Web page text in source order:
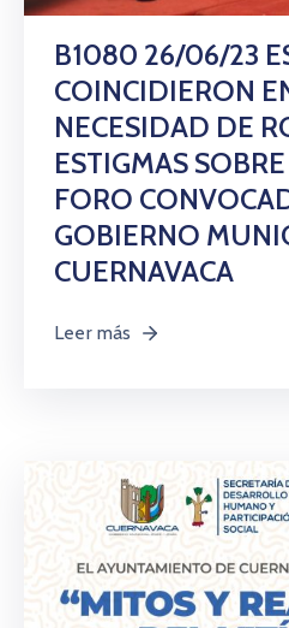
B1080 26/06/23
COINCIDIERON
NECESIDAD DE
ESTIGMAS
FORO
GOBIERNO
CUERNAVACA
Leer más